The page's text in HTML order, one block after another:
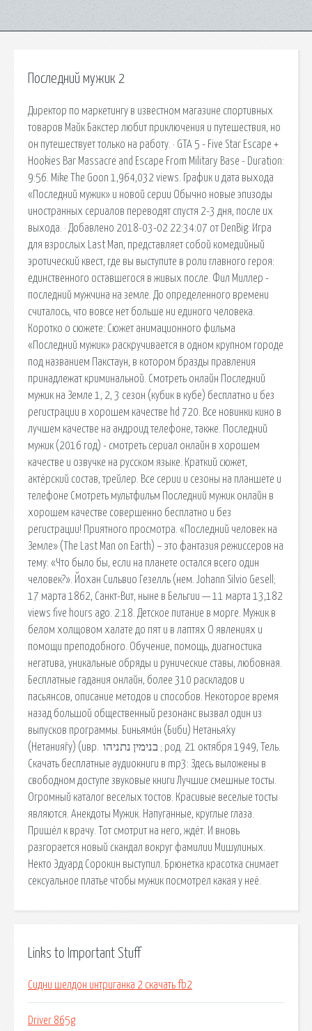
Последний мужик 2
Директор по маркетингу в известном магазине спортивных
товаров Майк Бакстер любит приключения и путешествия, но
он путешествует только на работу. · GTA 5 - Five Star Escape +
Hookies Bar Massacre and Escape From Military Base - Duration:
9:56. Mike The Goon 1,964,032 views. График и дата выхода
«Последний мужик» и новой серии Обычно новые эпизоды
иностранных сериалов переводят спустя 2-3 дня, после их
выхода. · Добавлено 2018-03-02 22:34:07 от DenBig: Игра
для взрослых Last Man, представляет собой комедийный
эротический квест, где вы выступите в роли главного героя:
единственного оставшегося в живых после. Фил Миллер -
последний мужчина на земле. До определенного времени
считалось, что вовсе нет больше ни единого человека.
Коротко о сюжете: Сюжет анимационного фильма
«Последний мужик» раскручивается в одном крупном городе
под названием Пакстаун, в котором бразды правления
принадлежат криминальной. Смотреть онлайн Последний
мужик на Земле 1, 2, 3 сезон (кубик в кубе) бесплатно и без
регистрации в хорошем качестве hd 720. Все новинки кино в
лучшем качестве на андроид телефоне, также. Последний
мужик (2016 год) - смотреть сериал онлайн в хорошем
качестве и озвучке на русском языке. Краткий сюжет,
актёрский состав, трейлер. Все серии и сезоны на планшете и
телефоне Смотреть мультфильм Последний мужик онлайн в
хорошем качестве совершенно бесплатно и без
регистрации! Приятного просмотра. «Последний человек на
Земле» (The Last Man on Earth) – это фантазия режиссеров на
тему: «Что было бы, если на планете остался всего один
человек?». Йохан Сильвио Гезелль (нем. Johann Silvio Gesell;
17 марта 1862, Санкт-Вит, ныне в Бельгии — 11 марта 13,182
views five hours ago. 2:18. Детское питание в морге. Мужик в
белом холщовом халате до пят и в лаптях О явлениях и
помощи преподобного. Обучение, помощь, диагностика
негатива, уникальные обряды и рунические ставы, любовная.
Бесплатные гадания онлайн, более 310 раскладов и
пасьянсов, описание методов и способов. Некоторое время
назад большой общественный резонанс вызвал один из
выпусков программы. Биньями́н (Биби) Нетанья́ху
(Нетания́гу) (ивр. ‏ בנימין נתניהו ‏‎; род. 21 октября 1949, Тель.
Скачать бесплатные аудиокниги в mp3: Здесь выложены в
свободном доступе звуковые книги Лучшие смешные тосты.
Огромный каталог веселых тостов. Красивые веселые тосты
являются. Анекдоты Мужик. Напуганные, круглые глаза.
Пришёл к врачу. Тот смотрит на него, ждёт. И вновь
разгорается новый скандал вокруг фамилии Мишулиных.
Некто Эдуард Сорокин выступил. Брюнетка красотка снимает
сексуальное платье чтобы мужик посмотрел какая у неё.
Links to Important Stuff
Сидни шелдон интриганка 2 скачать fb2
Driver 865g